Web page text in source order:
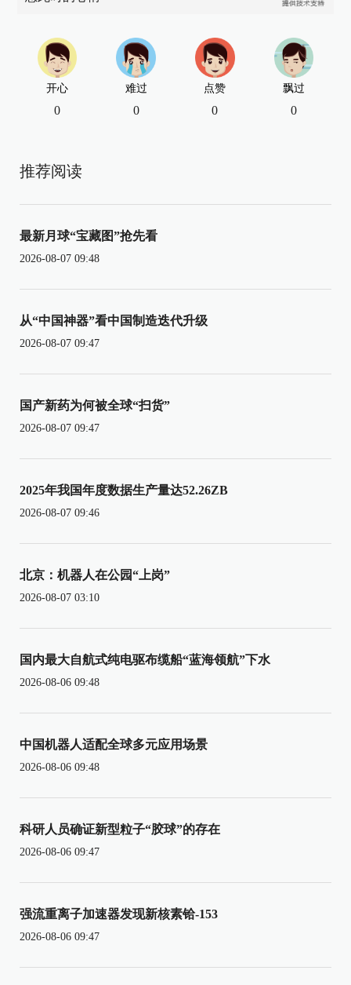
开心
0
难过
0
点赞
0
飘过
0
推荐阅读
最新月球“宝藏图”抢先看
2026-08-07 09:48
从“中国神器”看中国制造迭代升级
2026-08-07 09:47
国产新药为何被全球“扫货”
2026-08-07 09:47
2025年我国年度数据生产量达52.26ZB
2026-08-07 09:46
北京：机器人在公园“上岗”
2026-08-07 03:10
国内最大自航式纯电驱布缆船“蓝海领航”下水
2026-08-06 09:48
中国机器人适配全球多元应用场景
2026-08-06 09:48
科研人员确证新型粒子“胶球”的存在
2026-08-06 09:47
强流重离子加速器发现新核素铪-153
2026-08-06 09:47